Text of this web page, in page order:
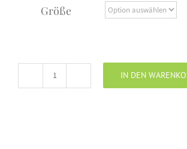
Größe
Penn
IN DEN